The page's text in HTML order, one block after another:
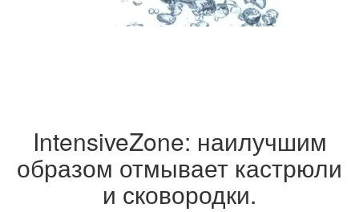
IntensiveZone: наилучшим
образом отмывает кастрюли
и сковородки.